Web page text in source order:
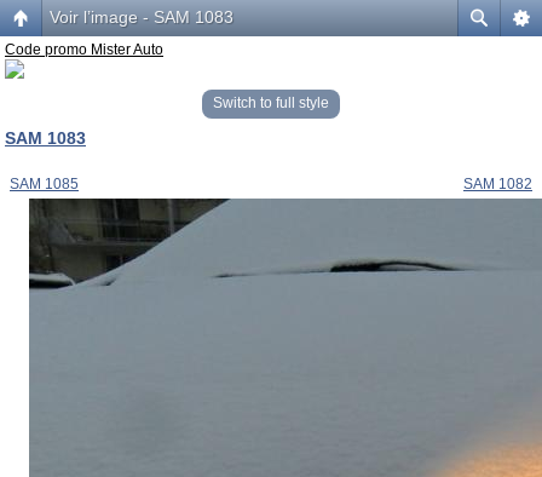
Voir l’image - SAM 1083
Code promo Mister Auto
Switch to full style
SAM 1083
SAM 1085 SAM 1082